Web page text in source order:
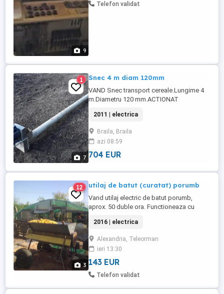
9
Telefon validat
7
1 Snec 4 m diam 120mm
VAND Snec transport cereale.Lungime 4
m.Diametru 120 mm.ACTIONAT
modifica la 220V.STARE BUNA.SE face
proba.PRET 3700 LEI.NU TRIMIT PE
CURIER.Snecul se afla in Jud. BRAILA.Nu
sunati inutil pentru a spune ca e departe
de Dvs!!! Tel O723**894**499
2011 | electrica
Braila, Braila
azi 08:59
704 EUR
3
12 utilaj de batut (curatat) porumb
Vand utilaj electric de batut porumb,
aprox. 50 duble ora. Functioneaza cu
tractor Usor de transportat (pe roti). Stare
buna de functionare. Pret : 750 lei,
negociabil. Tel.
2016 | electrica
Alexandria, Teleorman
ieri 13:30
143 EUR
Telefon validat